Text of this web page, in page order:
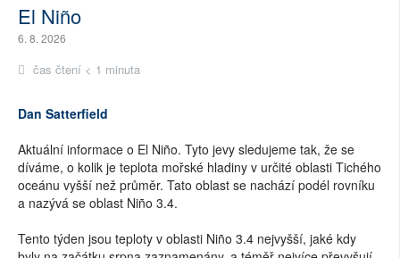
El Niño
6. 8. 2026
čas čtení < 1 minuta
Dan Satterfield
Aktuální informace o El Niño. Tyto jevy sledujeme tak, že se
díváme, o kolik je teplota mořské hladiny v určité oblasti Tichého
oceánu vyšší než průměr. Tato oblast se nachází podél rovníku
a nazývá se oblast Niño 3.4.
Tento týden jsou teploty v oblasti Niño 3.4 nejvyšší, jaké kdy